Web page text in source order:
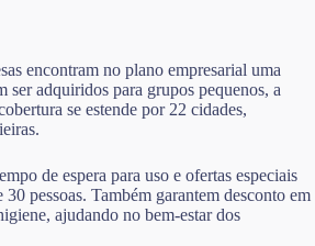
encontram no plano empresarial uma
ser adquiridos para grupos pequenos, a
se estende por 22 cidades,
de espera para uso e ofertas especiais
30 pessoas. Também garantem desconto em
ajudando no bem-estar dos